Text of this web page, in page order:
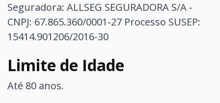
Seguradora: ALLSEG SEGURADORA S/A -
CNPJ: 67.865.360/0001-27 Processo SUSEP:
15414.901206/2016-30
Limite de Idade
Até 80 anos.